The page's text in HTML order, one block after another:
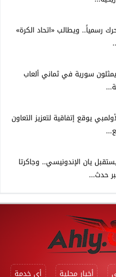
رسمياً.. ويطالب «اتحاد الكرة»
يمثلون سورية في ثماني ألعاب
يوقع إتفاقية لتعزيز التعاون
يان الإندونيسي.. وجاكرتا
حدث...
أخبار محلية أي خدمة